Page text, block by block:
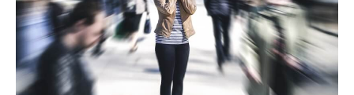
gli
errori
più
frequenti
che
peggiorano
la